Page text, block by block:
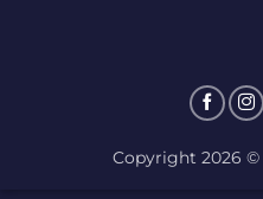
Copyright 2026 ©